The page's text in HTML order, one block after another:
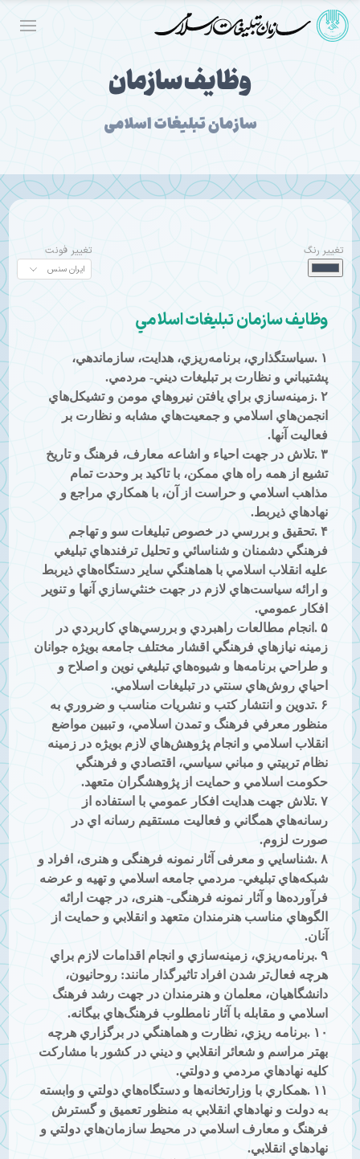
وظایف سازمان
سازمان تبلیغات اسلامی
تغییر رنگ تغییر فونت
وظايف سازمان تبليغات اسلامي
۱ .سياستگذاري، برنامه‌ريزي، هدايت، سازماندهي،
پشتيباني و نظارت بر تبليغات ديني- مردمي.
۲ .زمينه‌سازي براي يافتن نيروهاي مومن و تشيكل‌هاي
انجمن‌هاي اسلامي و جمعيت‌هاي مشابه و نظارت بر
فعاليت آنها.
۳ .تلاش در جهت احياء و اشاعه معارف، فرهنگ و تاريخ
تشيع از همه راه هاي ممكن، با تاكيد بر وحدت تمام
مذاهب اسلامي و حراست از آن، با همكاري مراجع و
نهادهاي ذيربط.
۴ .تحقيق و بررسي در خصوص تبليغات سو و تهاجم
فرهنگي دشمنان و شناسائي و تحليل ترفندهاي تبليغي
عليه انقلاب اسلامي با هماهنگي ساير دستگاه‌هاي ذيربط
و ارائه سياست‌هاي لازم در جهت خنثي‌سازي آنها و تنوير
افكار عمومي.
۵ . انجام مطالعات راهبردي و بررسي‌هاي كاربردي در
زمينه نيازهاي فرهنگي اقشار مختلف جامعه بويژه جوانان
و طراحي برنامه‌ها و شيوه‌هاي تبليغي نوين و اصلاح و
احياي روش‌هاي سنتي در تبليغات اسلامي.
۶ .تدوين و انتشار كتب و نشريات مناسب و ضروري به
منظور معرفي فرهنگ و تمدن اسلامي، و تبيين مواضع
انقلاب اسلامي و انجام پژوهش‌هاي لازم بويژه در زمينه
نظام تربيتي و مباني سياسي، اقتصادي و فرهنگي
حكومت اسلامي و حمايت از پژوهشگران متعهد.
۷ .تلاش جهت هدايت افكار عمومي با استفاده از
رسانه‌‌هاي همگاني و فعاليت مستقيم رسانه اي در
صورت لزوم.
۸ .شناسايي و معرفی آثار نمونه فرهنگی و هنری، افراد و
شبكه‌هاي تبليغي- مردمي جامعه اسلامي و تهيه و عرضه
فرآورده‌ها و آثار نمونه فرهنگی- هنری، در جهت ارائه
الگوهاي مناسب هنرمندان متعهد و انقلابي و حمايت از
آنان.
۹ .برنامه‌ريزي، زمينه‌سازي و انجام اقدامات لازم براي
هرچه فعال‌تر شدن افراد تاثيرگذار مانند: روحانيون،
دانشگاهيان، معلمان و هنرمندان در جهت رشد فرهنگ
اسلامي و مقابله با آثار نامطلوب فرهنگ‌هاي بيگانه.
۱۰ .برنامه ريزي، نظارت و هماهنگي در برگزاري هرچه
بهتر مراسم و شعائر انقلابي و ديني در كشور با مشاركت
كليه نهادهاي مردمي و دولتي.
۱۱ .همكاري با وزارتخانه‌ها و دستگاه‌هاي دولتي و وابسته
به دولت و نهادهاي انقلابي به منظور تعميق و گسترش
فرهنگ و معارف اسلامي در محيط سازمان‌هاي دولتي و
نهادهاي انقلابي.